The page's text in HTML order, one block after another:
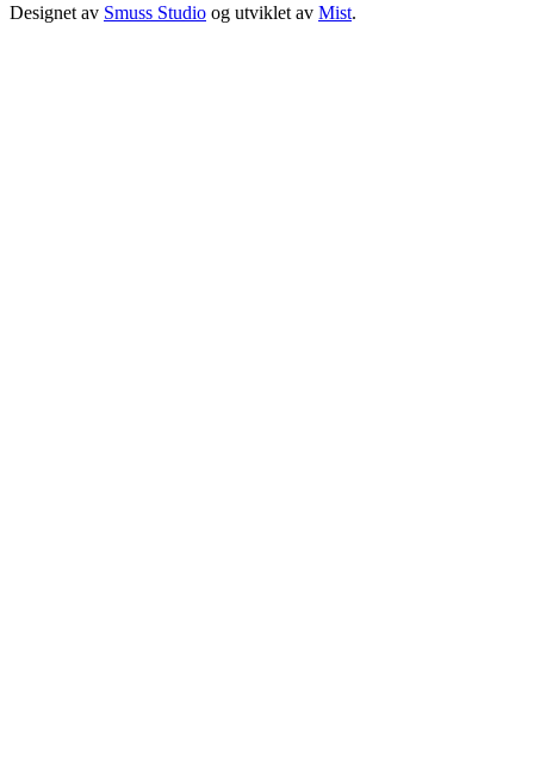
Designet av Smuss Studio og utviklet av Mist.